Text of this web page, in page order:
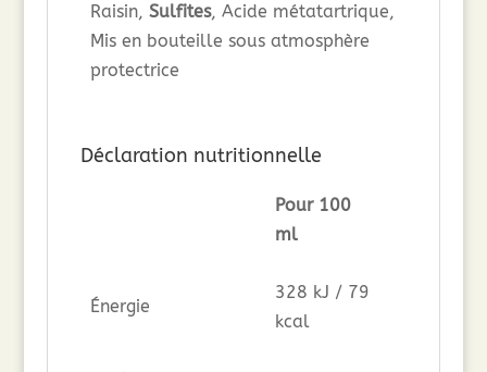
Raisin, Sulfites, Acide métatartrique,
Mis en bouteille sous atmosphère
protectrice
Déclaration nutritionnelle
Pour 100
ml
Énergie
328 kJ / 79
kcal